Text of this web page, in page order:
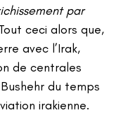
par
ceci alors que,
avec l’Irak,
de centrales
du temps
irakienne.